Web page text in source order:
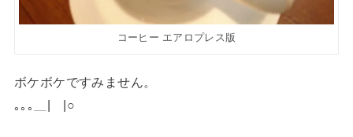
コーヒー エアロプレス版
ボケボケですみません。
｡｡｡＿|￣|○